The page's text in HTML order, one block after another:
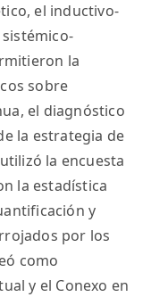
el inductivo-
la
sobre
el diagnóstico
la estrategia de
la encuesta
la estadística
y
por los
como
y el Conexo en